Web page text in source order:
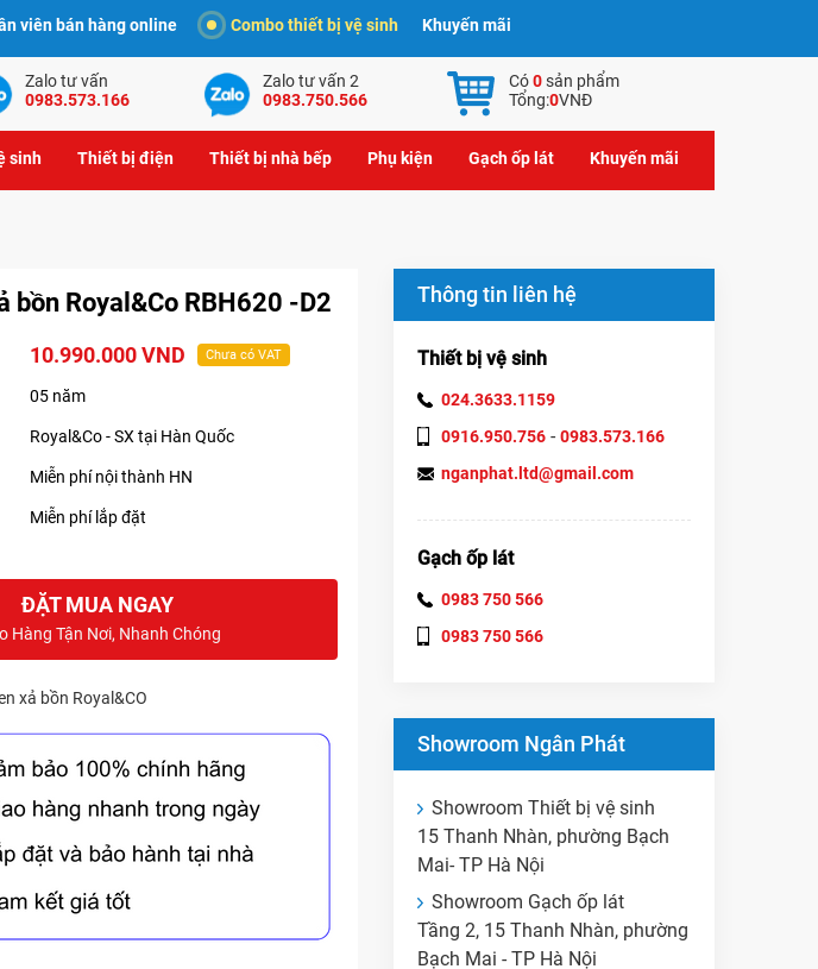
viên bán hàng online Combo thiết bị vệ sinh Khuyến mãi
Zalo tư vấn
0983.573.166
Zalo tư vấn 2
0983.750.566
Có0sản phẩm
Tổng:0VNĐ
sinh Thiết bị điện Thiết bị nhà bếp Phụ kiện Gạch ốp lát Khuyến mãi
bồn Royal&Co RBH620 -D2
10.990.000 VND Chưa có VAT
05 năm
Royal&Co - SX tại Hàn Quốc
Miễn phí nội thành HN
Miễn phí lắp đặt
ĐẶT MUA NGAY
Hàng Tận Nơi, Nhanh Chóng
xả bồn Royal&CO
Thông tin liên hệ
Thiết bị vệ sinh
024.3633.1159
0916.950.756 - 0983.573.166
nganphat.ltd@gmail.com
Gạch ốp lát
0983 750 566
0983 750 566
Showroom Ngân Phát
Showroom Thiết bị vệ sinh
15 Thanh Nhàn, phường Bạch
Mai- TP Hà Nội
Showroom Gạch ốp lát
Tầng 2, 15 Thanh Nhàn, phường
Bạch Mai - TP Hà Nội